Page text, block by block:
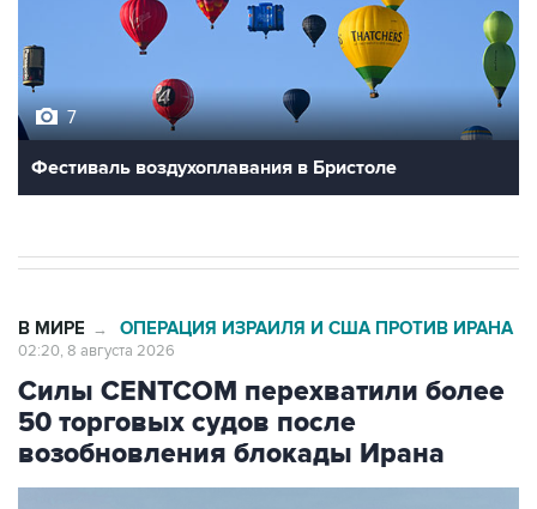
7
Фестиваль воздухоплавания в Бристоле
В МИРЕ → ОПЕРАЦИЯ ИЗРАИЛЯ И США ПРОТИВ ИРАНА
02:20, 8 августа 2026
Силы CENTCOM перехватили более
50 торговых судов после
возобновления блокады Ирана